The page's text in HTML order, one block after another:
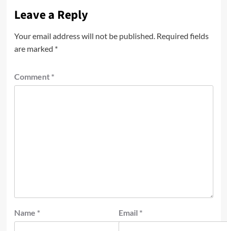
Leave a Reply
Your email address will not be published. Required fields
are marked *
Comment *
Name * Email *